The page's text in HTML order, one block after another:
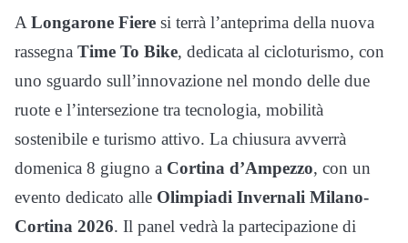
A Longarone Fiere si terrà l’anteprima della nuova
rassegna Time To Bike, dedicata al cicloturismo, con
uno sguardo sull’innovazione nel mondo delle due
ruote e l’intersezione tra tecnologia, mobilità
sostenibile e turismo attivo. La chiusura avverrà
domenica 8 giugno a Cortina d’Ampezzo, con un
evento dedicato alle Olimpiadi Invernali Milano-
Cortina 2026. Il panel vedrà la partecipazione di